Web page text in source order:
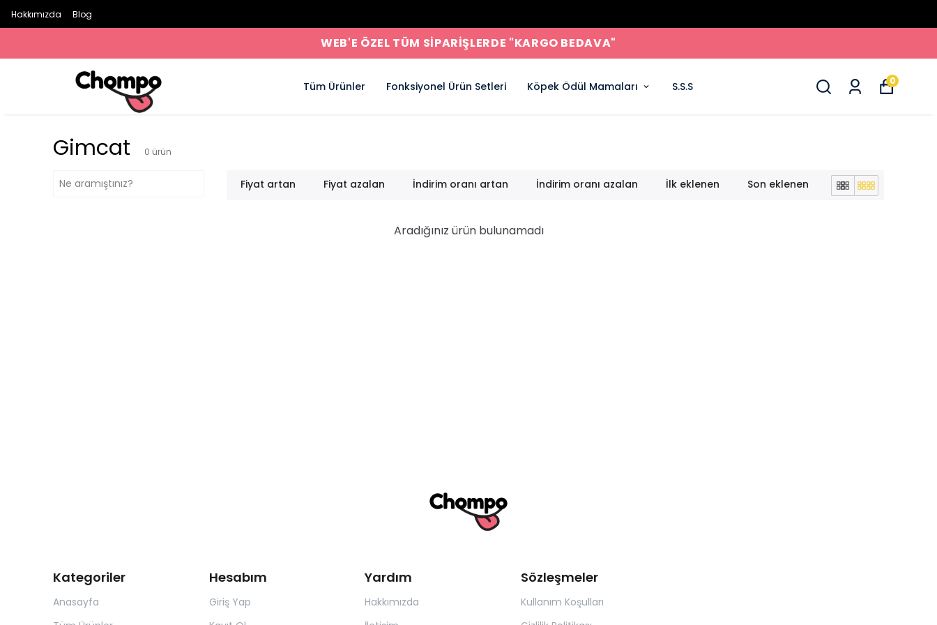
Hakkımızda Blog
WEB'E ÖZEL TÜM SİPARİŞLERDE "KARGO BEDAVA"
Tüm Ürünler Fonksiyonel Ürün Setleri Köpek Ödül Mamaları S.S.S 0
Gimcat 0 ürün
Fiyat artan Fiyat azalan İndirim oranı artan İndirim oranı azalan İlk eklenen Son eklenen
Aradığınız ürün bulunamadı
Kategoriler
Anasayfa
Hesabım
Giriş Yap
Yardım
Hakkımızda
Sözleşmeler
Kullanım Koşulları